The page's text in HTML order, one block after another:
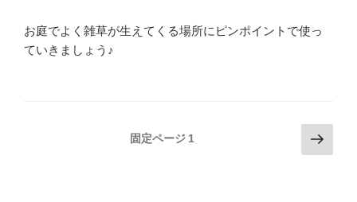
お庭でよく雑草が生えてくる場所にピンポイントで使っ
ていきましょう♪
固定ページ 1
次
の